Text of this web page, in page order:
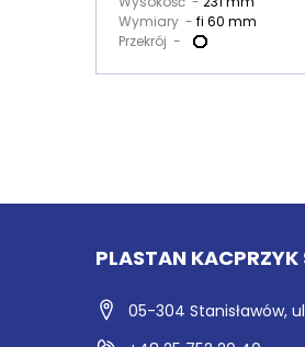
Wymiary - fi 60 mm
Przekrój -
PLASTAN KACPRZYK
05-304 Stanisławów,